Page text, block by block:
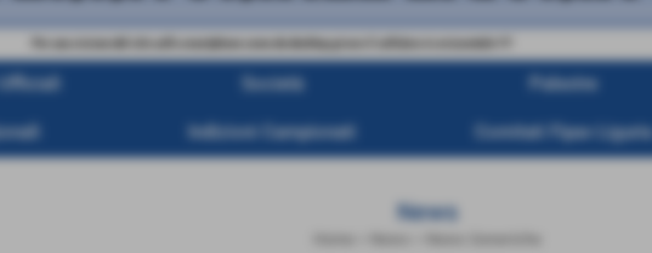
Società Palestre
Indizioni Campionati Comitati Fipav Liguria
News